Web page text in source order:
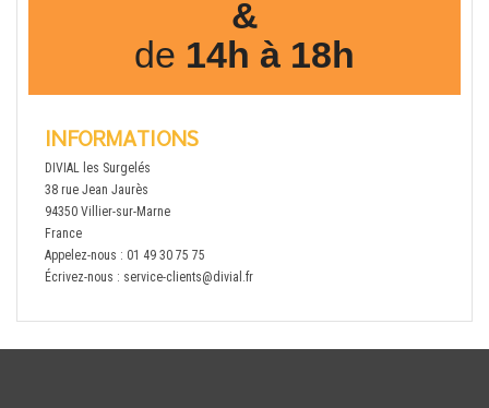
&
de 14h à 18h
INFORMATIONS
DIVIAL les Surgelés
38 rue Jean Jaurès
94350 Villier-sur-Marne
France
Appelez-nous : 01 49 30 75 75
Écrivez-nous : service-clients@divial.fr